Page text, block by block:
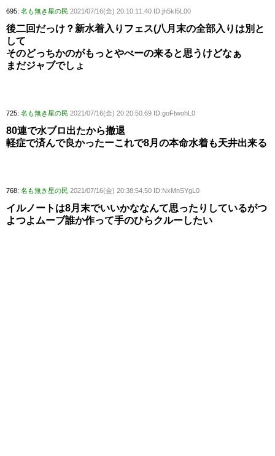
695: 名も無き星の民 2021/07/16(金) 20:10:11.40 ID:jh5kI5L00
後二回だっけ？新水着入りフェス(八月末の全部入りは別と
して
そのどっちかのがもっとやべーの来ると思うけどなぁ
まだジャブでしょ
725: 名も無き星の民 2021/07/16(金) 20:20:50.69 ID:goFtwohL0
80連で水ブロ出たから撤退
軽症で済んで良かったーこれで8月の本命水着も天井出来る
768: 名も無き星の民 2021/07/16(金) 20:38:54.50 ID:NxMnSYgL0
イルノートは8月末でいいかななんて思ったりしているがつ
よつよムーブ誰か作って手のひらクルーしたい